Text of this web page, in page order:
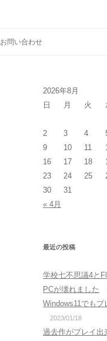
お問い合わせ
2026年8月
日
月 火
2
3 4
9
10 11
16
17 18
23
24 25
30
31
« 4月
最近の投稿
学校七不思議4と
PCが壊れました
Windows11でもプ
2023/01/18
過去作がプレイ出